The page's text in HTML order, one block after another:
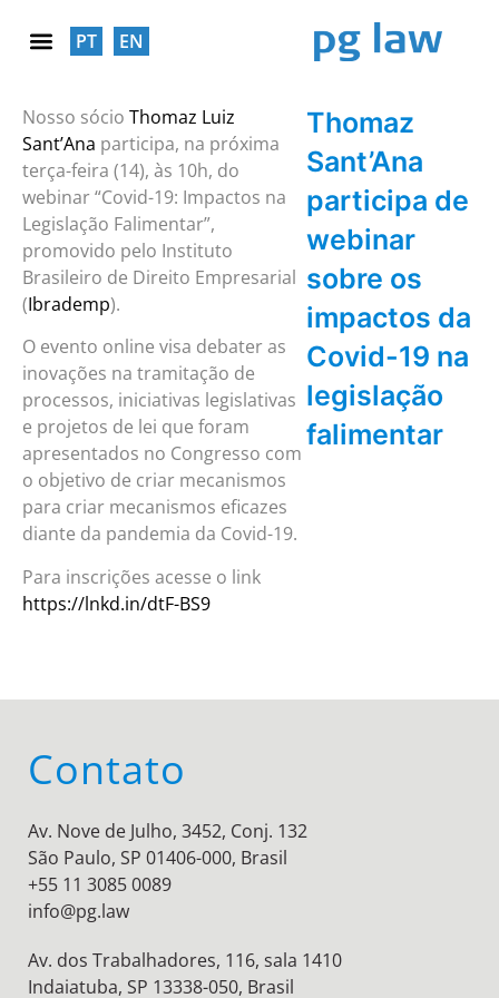
PT EN
Thomaz
Sant’Ana
participa de
webinar
sobre os
impactos da
Covid-19 na
legislação
falimentar
Nosso sócio Thomaz Luiz
Sant’Ana participa, na próxima
terça-feira (14), às 10h, do
webinar “Covid-19: Impactos na
Legislação Falimentar”,
promovido pelo Instituto
Brasileiro de Direito Empresarial
(Ibrademp).
O evento online visa debater as
inovações na tramitação de
processos, iniciativas legislativas
e projetos de lei que foram
apresentados no Congresso com
o objetivo de criar mecanismos
para criar mecanismos eficazes
diante da pandemia da Covid-19.
Para inscrições acesse o link
https://lnkd.in/dtF-BS9
Contato
Av. Nove de Julho, 3452, Conj. 132
São Paulo, SP 01406-000, Brasil
+55 11 3085 0089
info@pg.law
Av. dos Trabalhadores, 116, sala 1410
Indaiatuba, SP 13338-050, Brasil